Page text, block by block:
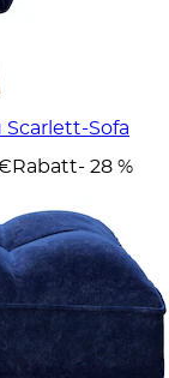
Sofa
Rabatt- 28 %